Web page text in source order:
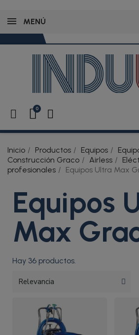
MENÚ
Inicio Productos Equipos
Construcción Graco
Airless
profesionales
Equipos Ultra Max
Equipos
Max
Hay 36 productos.